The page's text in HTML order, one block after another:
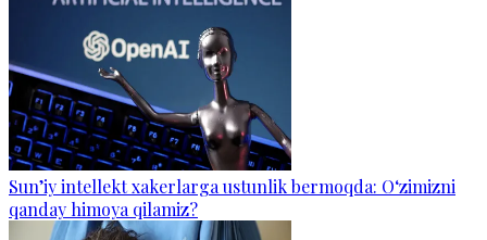
Sun’iy intellekt xakerlarga ustunlik bermoqda: O‘zimizni
qanday himoya qilamiz?